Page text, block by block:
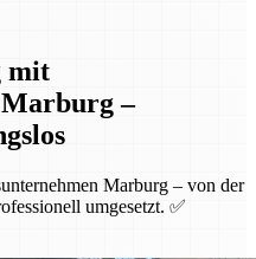
mit
Marburg –
Marburg – von der
umgesetzt. ✅